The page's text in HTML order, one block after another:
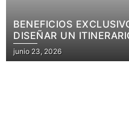
BENEFICIOS
DISEÑAR UN
EN MENDOZA
Posted
on
junio 23, 2026